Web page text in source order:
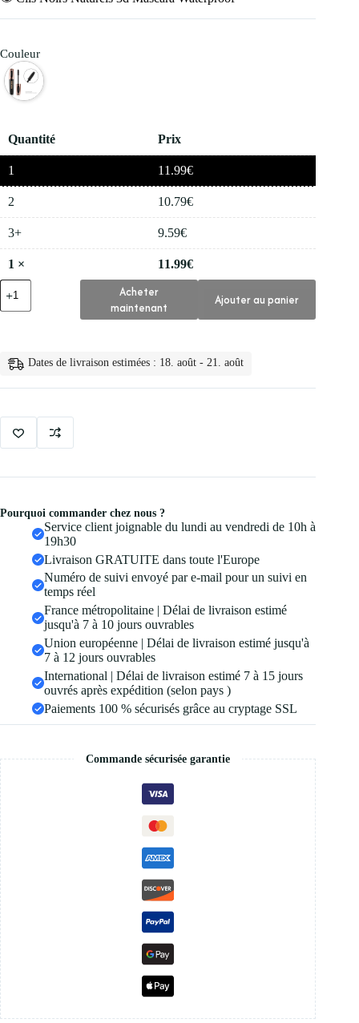
Couleur
Quantité Prix
1 11.99€
2 10.79€
3+ 9.59€
1 × 11.99€
quantité
de
👁️
Naturels
3d
Mascara
Acheter
maintenant
Ajouter au panier
Dates de livraison estimées : 18. août - 21. août
Pourquoi commander chez nous ?
Service client joignable du lundi au vendredi de 10h à
19h30
Livraison GRATUITE dans toute l'Europe
Numéro de suivi envoyé par e-mail pour un suivi en
temps réel
France métropolitaine | Délai de livraison estimé
jusqu'à 7 à 10 jours ouvrables
Union européenne | Délai de livraison estimé jusqu'à
7 à 12 jours ouvrables
International | Délai de livraison estimé 7 à 15 jours
ouvrés après expédition (selon pays )
Paiements 100 % sécurisés grâce au cryptage SSL
Commande sécurisée garantie